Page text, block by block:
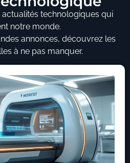
actualités technologiques qui
notre monde.
annonces, découvrez les
à ne pas manquer.